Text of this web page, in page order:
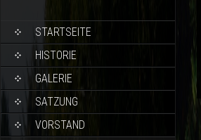
STARTSEITE
HISTORIE
GALERIE
SATZUNG
VORSTAND